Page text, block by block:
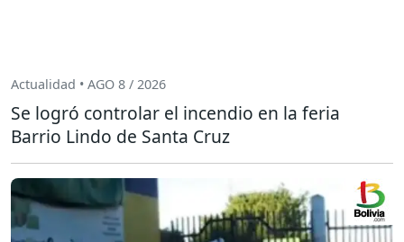
Actualidad • AGO 8 / 2026
Se logró controlar el incendio en la feria
Barrio Lindo de Santa Cruz